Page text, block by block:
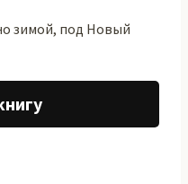
зимой, под Новый